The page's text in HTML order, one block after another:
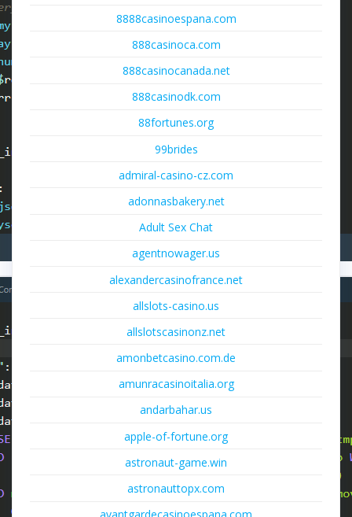
8888casinoespana.com
888casinoca.com
888casinocanada.net
888casinodk.com
88fortunes.org
99brides
admiral-casino-cz.com
adonnasbakery.net
Adult Sex Chat
agentnowager.us
alexandercasinofrance.net
allslots-casino.us
allslotscasinonz.net
amonbetcasino.com.de
amunracasinoitalia.org
andarbahar.us
apple-of-fortune.org
astronaut-game.win
astronauttopx.com